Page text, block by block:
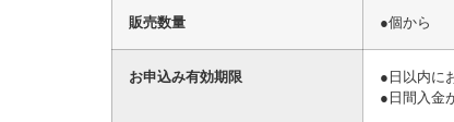
販売数量 ●個から
お申込み有効期限
●日以内に
●日間入金